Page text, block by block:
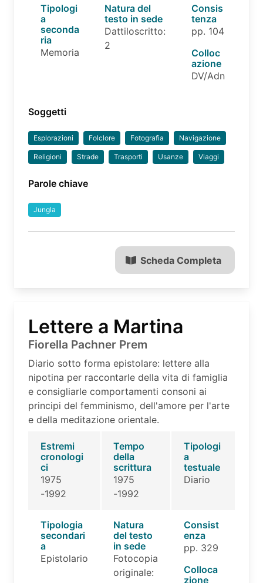
Tipologi
a
seconda
ria
Memoria
Natura del
testo in sede
Dattiloscritto:
2
Consis
tenza
pp. 104
Colloc
azione
DV/Adn
Soggetti
Esplorazioni Folclore Fotografia Navigazione
Religioni Strade Trasporti Usanze Viaggi
Parole chiave
Jungla
Scheda Completa
Lettere a Martina
Fiorella Pachner Prem
Diario sotto forma epistolare: lettere alla
nipotina per raccontarle della vita di famiglia
e consigliarle comportamenti consoni ai
principi del femminismo, dell'amore per l'arte
e della meditazione orientale.
Estremi
cronologi
ci
1975
-1992
Tempo
della
scrittura
1975
-1992
Tipologi
a
testuale
Diario
Tipologia
secondari
a
Epistolario
Natura
del testo
in sede
Fotocopia
originale:
Consist
enza
pp. 329
Colloca
zione